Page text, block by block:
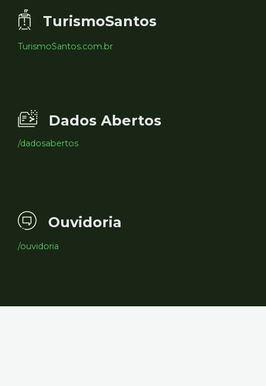
TurismoSantos
TurismoSantos.com.br
Dados Abertos
/dadosabertos
Ouvidoria
/ouvidoria